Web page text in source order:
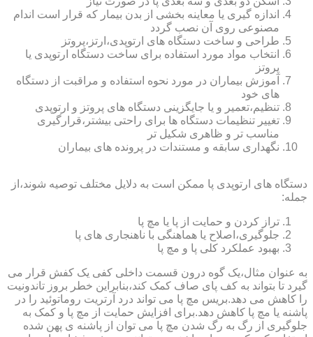
اندازه گیری یا معاینه بخشی از بدن بیمار که قرار است اندام
مصنوعی روی آن نصب گردد
طراحی و ساخت دستگاه های ارتوپدی،ارتز،پروتز
انتخاب مواد مورد استفاده برای ساخت دستگاه ارتوپدی یا
پروتز
آموزش بیماران در مورد نحوه استفاده و مراقبت از دستگاه
های خود
تنظیم،تعمیر و یا جایگزینی دستگاه های پروتز و ارتوپدی
تغییر تنظیمات دستگاه ها برای راحتی بیشتر،قرارگیری
مناسب تر و ظاهری شکیل تر
نگهداری سابقه و مستندات در پرونده های بیماران
دستگاه های ارتوپدی پا ممکن است به دلایل مختلف توصیه شوند،از
جمله:
تراز کردن و حمایت از پا یا مچ پا
جلوگیری،اصلاح یا هماهنگی با ناهنجاری های پا
بهبود عملکرد کلی پا و مچ پا
به عنوان مثال،یک گوه درون قسمت داخلی کفی یک کفش قرار می
گیرد تا بتواند به کف پای صاف کمک کند،بنابراین خطر بروز تاندونیت
را کاهش می دهد.بریس مچ پا می تواند درد آرتریت روماتوئید را در
پاشنه یا مچ پا کاهش دهد.برای افزایش حمایت از مچ پا و کمک به
جلوگیری از رگ به رگ شدن مچ پا می توان از پاشنه ی پهن شده